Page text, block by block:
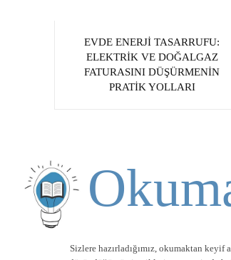
EVDE ENERJI TASARRUFU:
ELEKTRIK VE DOĞALGAZ
FATURASINI DÜŞÜRMENIN
PRATIK YOLLARI
Sizlere hazırladığımız, okumaktan keyif